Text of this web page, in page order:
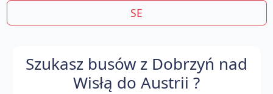
SE
Szukasz busów z Dobrzyń nad
Wisłą do Austrii ?